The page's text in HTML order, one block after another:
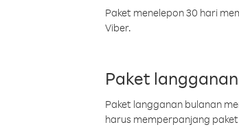
Paket menelepon 30 hari
Viber.
Paket
Paket langganan bulanan
harus memperpanjang